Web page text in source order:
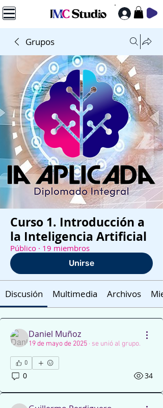
Grupos
Curso 1. Introducción a
la Inteligencia Artificial
Público · 19 miembros
Unirse
Discusión Multimedia Archivos
Daniel Muñoz
19 de mayo de 2025 · se unió al grupo.
0
0 34